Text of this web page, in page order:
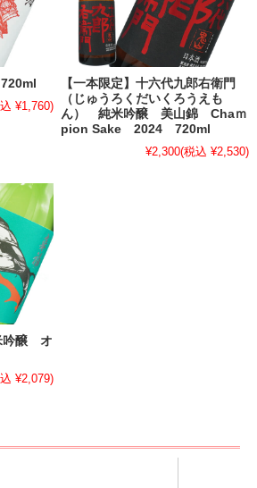
¥1,760)
【一本限定】十六代九郎右衛門
（じゅうろくだいくろうえも
ん） 純米吟醸 美山錦 Chaｍ
pion Sake 2024 720ml
¥2,300(税込 ¥2,530)
吟醸 オ
¥2,079)